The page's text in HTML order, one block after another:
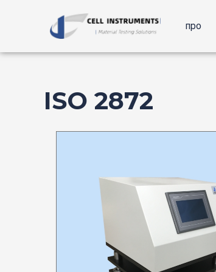
про
ISO 2872